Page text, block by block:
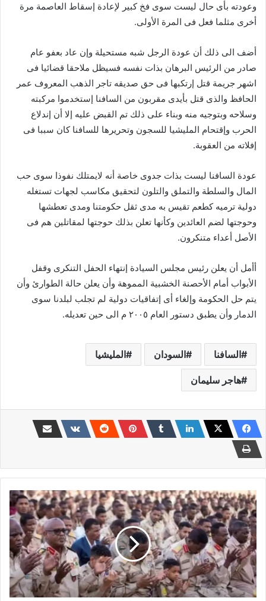
وعودته بأى حال ليست سوى فخ كبير لإعادة إسقاط العاصمة مرة
أخرى مثلما فعل فى المرة الأولى.
أضف الى ذلك أن عودة الرجل شبه مستحيلة وإن عاد بعفو عام
صادر من الرئيس البرهان بذات نفسه فسيظل ملاحقا قضائيا فى
اشهر جريمة قتل إرتكبها فى حق صديقه تاجر الذهب المعروف عمر
الحافظ والذى قتل بأيدى مقربون من السافنا إستخدموا مركبته
وسلاحه وبتوجيه منه وبناء على ذلك تم القبض عليه إلا أن إندلاع
الحرب وإقتحام المليشيا للسجون وتحريرها للسافنا كان سببا فى
إفلاته من العقوبة.
عودة السافنا ليست بذات جدوى خاصة أنه لايمتلك نفوذا سوى حب
المال والسلطة والتملق والتلون لتحقيق مكاسب لجهات تستغله
دولية ترميه كطعم تقيس به مدى ثقل حكومتنا ومدى تعطشها
وحوجتها لضم العائدين وكأنها تعلن بذلك حوجتها لمقاتلين هم فى
الأصل أعداء متنكرون.
أأمل أن يعلن رئيس مجلس السيادة إنتهاء الحفل التنكرى وقفل
الأبواب أمام الأحصنة الخشبية المموهة وأن يعلن حالة الطوارئ وأن
يتم حل الحكومة وإلغاء أى إتفاقيات دولية لم تجلب لبلدنا سوى
الدمار وأن يطبق دستور العام ٢٠٠٥ م الى حين تعديله.
السافنا السودان المليشيا
هاجر سليمان
إنهيار
كبير
يضرب
المليـ.
ـيشيا
السريع
..
مفاوضات
لتسليم